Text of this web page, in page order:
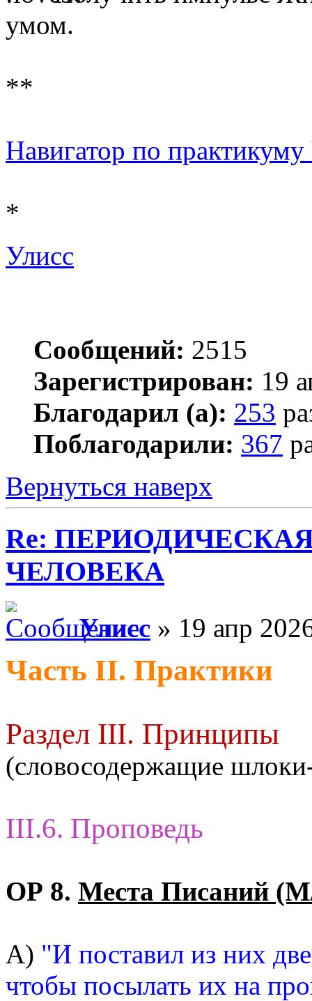
умом.
**
Навигатор по
*
Улисс
Сообщений: 2515
Зарегистрирован: 19
Благодарил (а): 253
Поблагодарили: 367
Вернуться наверх
Re:
ЧЕЛОВЕКА
Улисс » 19 апр
Часть II. Практики
Раздел III. Принципы
(словосодержащие
III.6. Проповедь
ОР 8. Места Писаний
А) "И поставил из них
чтобы посылать их на